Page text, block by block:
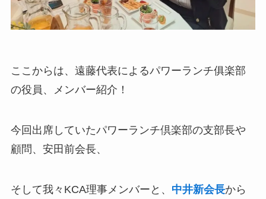
ここからは、遠藤代表によるパワーランチ俱楽部
の役員、メンバー紹介！
今回出席していたパワーランチ倶楽部の支部長や
顧問、安田前会長、
そして我々KCA理事メンバーと、 中井新会長から